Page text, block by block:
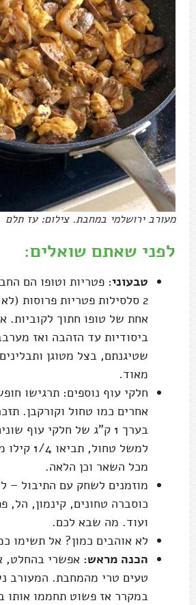
מעורב ירושלמי במחבת. צילום: עז תלם
לפני שאתם שואלים:
טבעוני: פטריות וטופו הם
2 סלסילות פטריות פרוסות
אחת של טופו חתוך לקוביות.
ביסודיות עד הזהבה ואז
שטיגנתם, בצל מטוגן
מאוד.
חלקי עוף נוספים: תרגישו
אחרים כמו טחול וקורקבן.
בערך 1 ק"ג של חלקי עוף
מכל השאר וכן הלאה.
מוזמנים לשחק עם התיבול –
כוסברה טחונים, קינמון, הל,
ועוד. מה שבא לכם.
לא אוהבים כמון? אל תשימו
הכנה מראש: אפשרי בהחלט,
במקרר אז פשוט תחממו אותו